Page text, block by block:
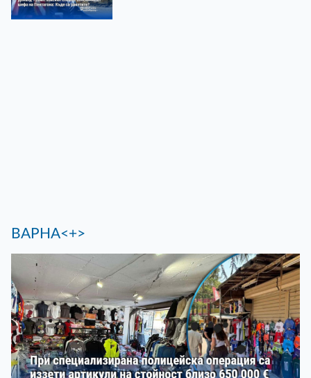
ВАРНА<+>